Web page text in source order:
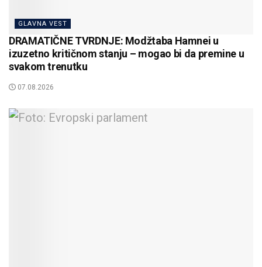
GLAVNA VEST
DRAMATIČNE TVRDNJE: Modžtaba Hamnei u
izuzetno kritičnom stanju – mogao bi da premine u
svakom trenutku
07.08.2026